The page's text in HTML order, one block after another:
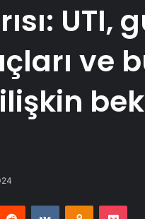
UTI,
ve
Reddit VKontakte